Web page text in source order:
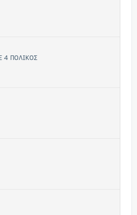
4 ΠΟΛΙΚΟΣ